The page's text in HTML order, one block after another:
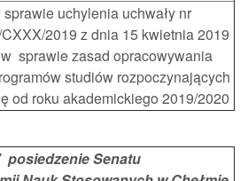
sprawie uchylenia uchwały nr
2019 z dnia 15 kwietnia 2019
w sprawie zasad opracowywania
studiów rozpoczynających
od roku akademickiego 2019/2020
posiedzenie Senatu